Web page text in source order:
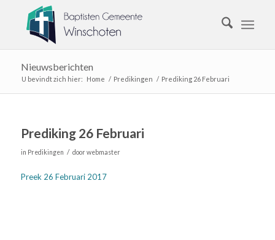
Nieuwsberichten
U bevindt zich hier: Home / Predikingen / Prediking 26 Februari
Prediking 26 Februari
in Predikingen / doorwebmaster
Preek 26 Februari 2017